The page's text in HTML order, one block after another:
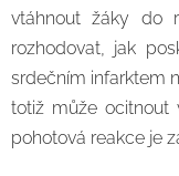
vtáhnout žáky do
rozhodovat, jak
srdečním infarktem
totiž může
pohotová reakce je